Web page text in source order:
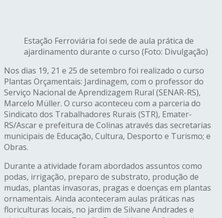
Estação Ferroviária foi sede de aula prática de
ajardinamento durante o curso (Foto: Divulgação)
Nos dias 19, 21 e 25 de setembro foi realizado o curso
Plantas Orçamentais: Jardinagem, com o professor do
Serviço Nacional de Aprendizagem Rural (SENAR-RS),
Marcelo Müller. O curso aconteceu com a parceria do
Sindicato dos Trabalhadores Rurais (STR), Emater-
RS/Ascar e prefeitura de Colinas através das secretarias
municipais de Educação, Cultura, Desporto e Turismo; e
Obras.
Durante a atividade foram abordados assuntos como
podas, irrigação, preparo de substrato, produção de
mudas, plantas invasoras, pragas e doenças em plantas
ornamentais. Ainda aconteceram aulas práticas nas
floriculturas locais, no jardim de Silvane Andrades e